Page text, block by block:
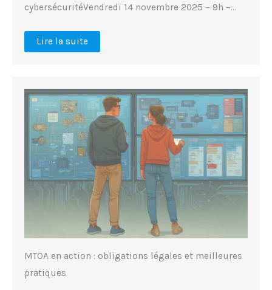
cybersécuritéVendredi 14 novembre 2025 – 9h –…
Lire la suite
MTOA en action : obligations légales et meilleures
pratiques